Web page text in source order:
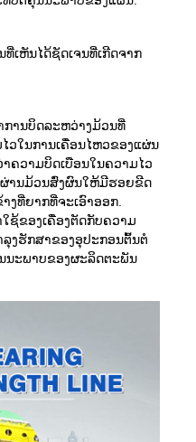
ເຫັນໄດ້ຊັດເຈນທີ່ເກີດຈາກ
ການບິດລະຫວ່າງມ້ວນທີ່
ວໃນການເຄື່ອນໄຫວຂອງແຜ່ນ
ຄວາມບິດເບືອນໃນຄວາມໄວ
ຜ່ານມ້ວນສົ່ງຜົນໃຫ້ມີຮອຍຂີດ
ງທີ່ຍາກທີ່ຈະເອົາອອກ.
ຊ້ຂອງເຄື່ອງຕັດກັບຄວາມ
ງຮັກສາຂອງອຸປະກອນຕົ້ນຕໍ
ນະພາບຂອງຜະລິດຕະພັນ